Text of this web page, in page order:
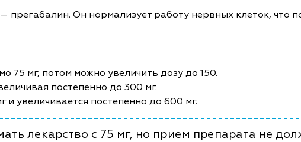
Он нормализует работу нервных клеток, что
75 мг, потом можно увеличить дозу до 150.
постепенно до 300 мг.
и увеличивается постепенно до 600 мг.
лекарство с 75 мг, но прием препарата не